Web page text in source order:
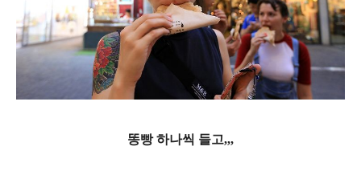
똥빵 하나씩 들고,,,